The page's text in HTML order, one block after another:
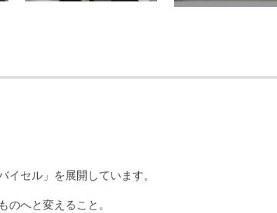
セル」を展開しています。
へと変えること。